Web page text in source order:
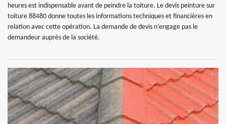
heures est indispensable avant de peindre la toiture. Le devis peinture sur
toiture 88480 donne toutes les informations techniques et financières en
relation avec cette opération. La demande de devis n’engage pas le
demandeur auprès de la société.